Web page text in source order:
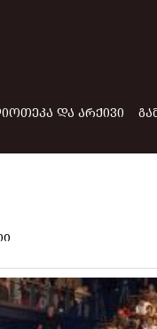
ᲓᲐ ᲐᲠᲥᲘᲕᲘ